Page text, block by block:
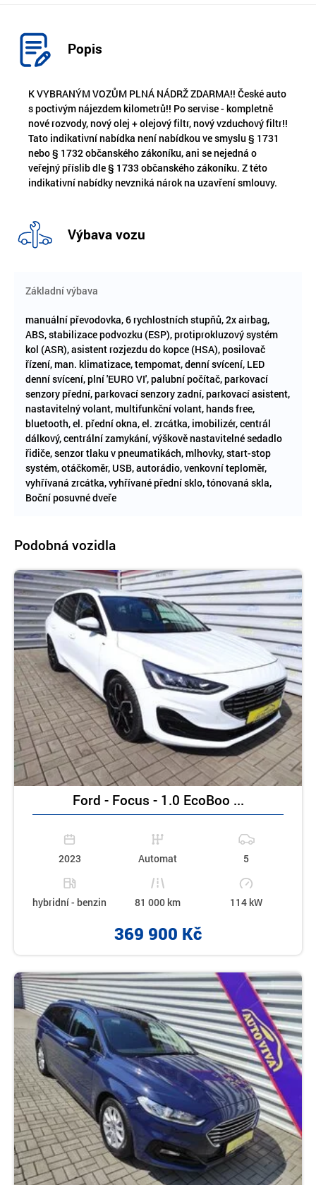
Popis
K VYBRANÝM VOZŮM PLNÁ NÁDRŽ ZDARMA!! České auto
s poctivým nájezdem kilometrů!! Po servise - kompletně
nové rozvody, nový olej + olejový filtr, nový vzduchový filtr!!
Tato indikativní nabídka není nabídkou ve smyslu § 1731
nebo § 1732 občanského zákoníku, ani se nejedná o
veřejný příslib dle § 1733 občanského zákoníku. Z této
indikativní nabídky nevzniká nárok na uzavření smlouvy.
Výbava vozu
Základní výbava
manuální převodovka, 6 rychlostních stupňů, 2x airbag,
ABS, stabilizace podvozku (ESP), protiprokluzový systém
kol (ASR), asistent rozjezdu do kopce (HSA), posilovač
řízení, man. klimatizace, tempomat, denní svícení, LED
denní svícení, plní 'EURO VI', palubní počítač, parkovací
senzory přední, parkovací senzory zadní, parkovací asistent,
nastavitelný volant, multifunkční volant, hands free,
bluetooth, el. přední okna, el. zrcátka, imobilizér, centrál
dálkový, centrální zamykání, výškově nastavitelné sedadlo
řidiče, senzor tlaku v pneumatikách, mlhovky, start-stop
systém, otáčkoměr, USB, autorádio, venkovní teploměr,
vyhřívaná zrcátka, vyhřívané přední sklo, tónovaná skla,
Boční posuvné dveře
Podobná vozidla
Ford - Focus - 1.0 EcoBoo ...
2023 Automat 5
hybridní - benzin 81 000 km 114 kW
369 900 Kč